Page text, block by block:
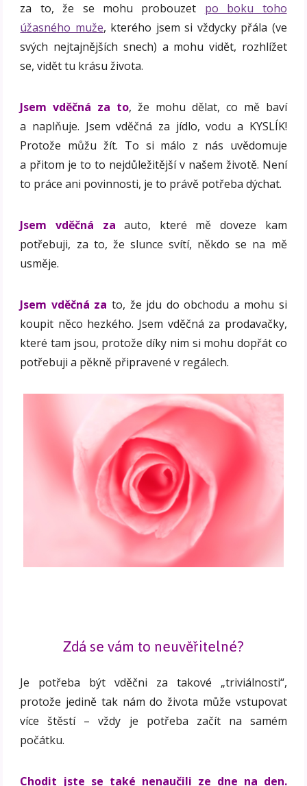
za to, že se mohu probouzet po boku toho
úžasného muže, kterého jsem si vždycky přála (ve
svých nejtajnějších snech) a mohu vidět, rozhlížet
se, vidět tu krásu života.
Jsem vděčná za to, že mohu dělat, co mě baví
a naplňuje. Jsem vděčná za jídlo, vodu a KYSLÍK!
Protože můžu žít. To si málo z nás uvědomuje
a přitom je to to nejdůležitější v našem životě. Není
to práce ani povinnosti, je to právě potřeba dýchat.
Jsem vděčná za auto, které mě doveze kam
potřebuji, za to, že slunce svítí, někdo se na mě
usměje.
Jsem vděčná za to, že jdu do obchodu a mohu si
koupit něco hezkého. Jsem vděčná za prodavačky,
které tam jsou, protože díky nim si mohu dopřát co
potřebuji a pěkně připravené v regálech.
Zdá se vám to neuvěřitelné?
Je potřeba být vděčni za takové „triviálnosti“,
protože jedině tak nám do života může vstupovat
více štěstí – vždy je potřeba začít na samém
počátku.
Chodit jste se také nenaučili ze dne na den.